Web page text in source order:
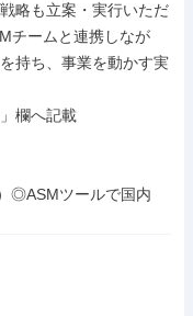
略も立案・実行いただ
チームと連携しなが
持ち、事業を動かす実
欄へ記載
◎ASMツールで国内